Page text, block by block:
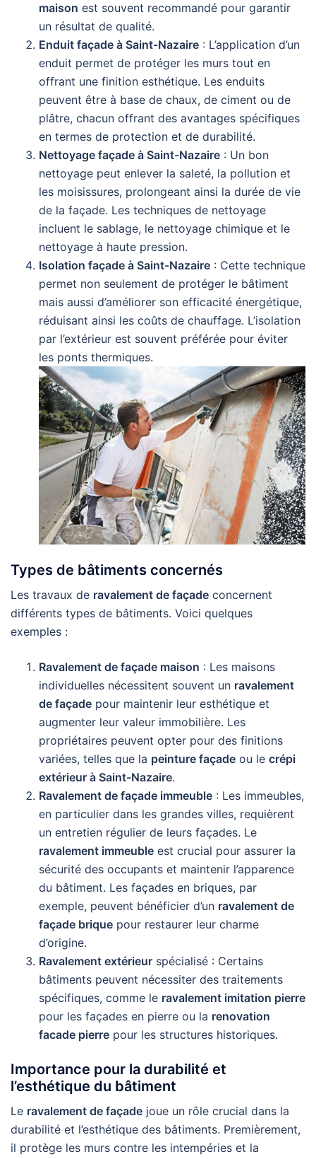
maison est souvent recommandé pour garantir
un résultat de qualité.
Enduit façade à Saint-Nazaire : L’application d’un
enduit permet de protéger les murs tout en
offrant une finition esthétique. Les enduits
peuvent être à base de chaux, de ciment ou de
plâtre, chacun offrant des avantages spécifiques
en termes de protection et de durabilité.
Nettoyage façade à Saint-Nazaire : Un bon
nettoyage peut enlever la saleté, la pollution et
les moisissures, prolongeant ainsi la durée de vie
de la façade. Les techniques de nettoyage
incluent le sablage, le nettoyage chimique et le
nettoyage à haute pression.
Isolation façade à Saint-Nazaire : Cette technique
permet non seulement de protéger le bâtiment
mais aussi d’améliorer son efficacité énergétique,
réduisant ainsi les coûts de chauffage. L’isolation
par l’extérieur est souvent préférée pour éviter
les ponts thermiques.
Types de bâtiments concernés
Les travaux de ravalement de façade concernent
différents types de bâtiments. Voici quelques
exemples :
Ravalement de façade maison : Les maisons
individuelles nécessitent souvent un ravalement
de façade pour maintenir leur esthétique et
augmenter leur valeur immobilière. Les
propriétaires peuvent opter pour des finitions
variées, telles que la peinture façade ou le crépi
extérieur à Saint-Nazaire.
Ravalement de façade immeuble : Les immeubles,
en particulier dans les grandes villes, requièrent
un entretien régulier de leurs façades. Le
ravalement immeuble est crucial pour assurer la
sécurité des occupants et maintenir l’apparence
du bâtiment. Les façades en briques, par
exemple, peuvent bénéficier d’un ravalement de
façade brique pour restaurer leur charme
d’origine.
Ravalement extérieur spécialisé : Certains
bâtiments peuvent nécessiter des traitements
spécifiques, comme le ravalement imitation pierre
pour les façades en pierre ou la renovation
facade pierre pour les structures historiques.
Importance pour la durabilité et
l’esthétique du bâtiment
Le ravalement de façade joue un rôle crucial dans la
durabilité et l’esthétique des bâtiments. Premièrement,
il protège les murs contre les intempéries et la